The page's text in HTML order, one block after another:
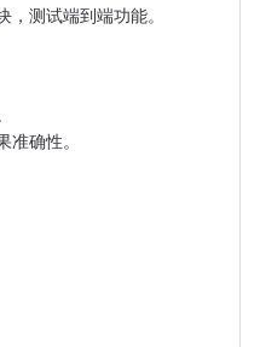
测试端到端功能。
确性。